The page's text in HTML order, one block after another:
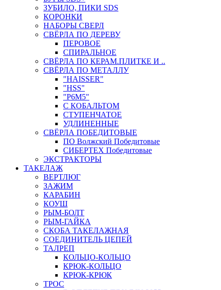
ЗУБИЛО, ПИКИ SDS
КОРОНКИ
НАБОРЫ СВЕРЛ
СВЁРЛА ПО ДЕРЕВУ
ПЕРОВОЕ
СПИРАЛЬНОЕ
СВЁРЛА ПО КЕРАМ.ПЛИТКЕ И ..
СВЁРЛА ПО МЕТАЛЛУ
"HAISSER"
"HSS"
"Р6М5"
С КОБАЛЬТОМ
СТУПЕНЧАТОЕ
УДЛИНЕННЫЕ
СВЁРЛА ПОБЕДИТОВЫЕ
ПО Волжский Победитовые
СИБЕРТЕХ Победитовые
ЭКСТРАКТОРЫ
ТАКЕЛАЖ
ВЕРТЛЮГ
ЗАЖИМ
КАРАБИН
КОУШ
РЫМ-БОЛТ
РЫМ-ГАЙКА
СКОБА ТАКЕЛАЖНАЯ
СОЕДИНИТЕЛЬ ЦЕПЕЙ
ТАЛРЕП
КОЛЬЦО-КОЛЬЦО
КРЮК-КОЛЬЦО
КРЮК-КРЮК
ТРОС